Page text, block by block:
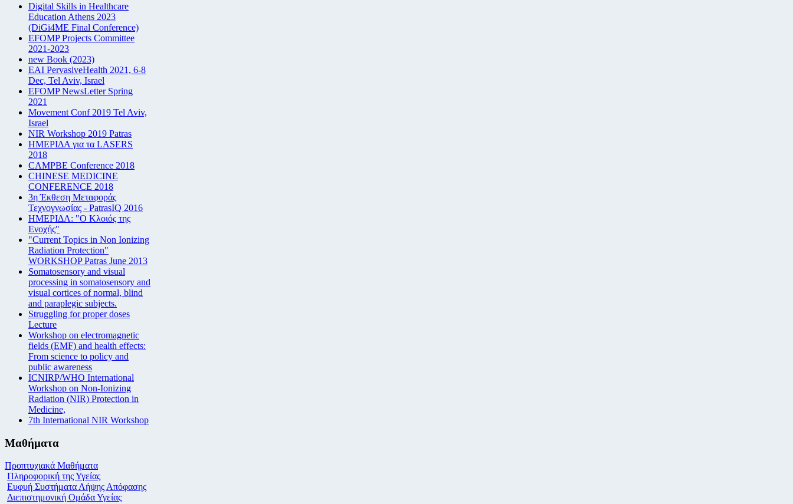
Digital Skills in Healthcare
Education Athens 2023
(DiGi4ME Final Conference)
EFOMP Projects Committee
2021-2023
new Book (2023)
EAI PervasiveHealth 2021, 6-8
Dec, Tel Aviv, Israel
EFOMP NewsLetter Spring
2021
Movement Conf 2019 Tel Aviv,
Israel
NIR Workshop 2019 Patras
ΗΜΕΡΙΔΑ για τα LASERS
2018
CAMPBE Conference 2018
CHINESE MEDICINE
CONFERENCE 2018
3η Έκθεση Μεταφοράς
Τεχνογνωσίας - PatrasIQ 2016
ΗΜΕΡΙΔΑ: "Ο Κλοιός της
Ενοχής"
"Current Topics in Non Ionizing
Radiation Protection"
WORKSHOP Patras June 2013
Somatosensory and visual
processing in somatosensory and
visual cortices of normal, blind
and paraplegic subjects.
Struggling for proper doses
Lecture
Workshop on electromagnetic
fields (EMF) and health effects:
From science to policy and
public awareness
ICNIRP/WHO International
Workshop on Non-Ionizing
Radiation (NIR) Protection in
Medicine,
7th International NIR Workshop
Μαθήματα
Προπτυχιακά Μαθήματα
Πληροφορική της Υγείας
Ευφυή Συστήματα Λήψης Απόφασης
Διεπιστημονική Ομάδα Υγείας